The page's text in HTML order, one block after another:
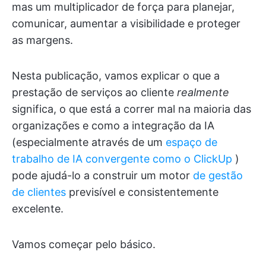
mas um multiplicador de força para planejar,
comunicar, aumentar a visibilidade e proteger
as margens.
Nesta publicação, vamos explicar o que a
prestação de serviços ao cliente realmente
significa, o que está a correr mal na maioria das
organizações e como a integração da IA
(especialmente através de um espaço de
trabalho de IA convergente como o ClickUp )
pode ajudá-lo a construir um motor de gestão
de clientes previsível e consistentemente
excelente.
Vamos começar pelo básico.